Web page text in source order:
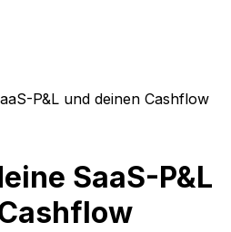
P&L und deinen Cashflow
SaaS-P&L